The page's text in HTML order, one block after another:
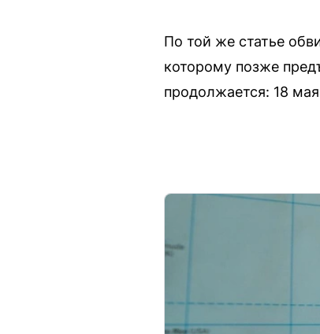
По той же статье
которому позже
продолжается: 18